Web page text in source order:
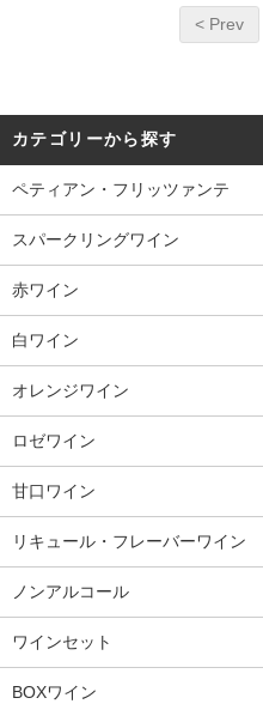
< Prev
カテゴリーから探す
ペティアン・フリッツァンテ
スパークリングワイン
赤ワイン
白ワイン
オレンジワイン
ロゼワイン
甘口ワイン
リキュール・フレーバーワイン
ノンアルコール
ワインセット
BOXワイン